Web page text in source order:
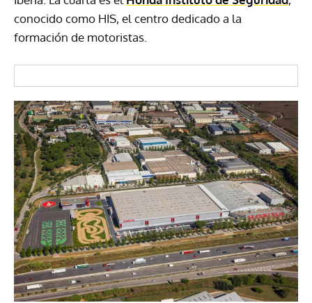
conocido como HIS, el centro dedicado a la
formación de motoristas.